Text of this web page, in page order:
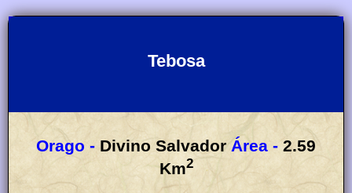
Tebosa
Orago - Divino Salvador Área - 2.59
Km2